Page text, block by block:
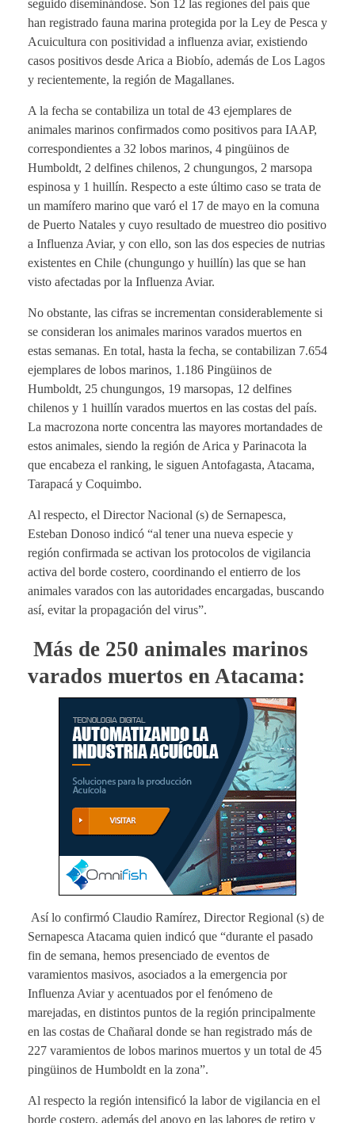
seguido diseminándose. Son 12 las regiones del país que
han registrado fauna marina protegida por la Ley de Pesca y
Acuicultura con positividad a influenza aviar, existiendo
casos positivos desde Arica a Biobío, además de Los Lagos
y recientemente, la región de Magallanes.
A la fecha se contabiliza un total de 43 ejemplares de
animales marinos confirmados como positivos para IAAP,
correspondientes a 32 lobos marinos, 4 pingüinos de
Humboldt, 2 delfines chilenos, 2 chungungos, 2 marsopa
espinosa y 1 huillín. Respecto a este último caso se trata de
un mamífero marino que varó el 17 de mayo en la comuna
de Puerto Natales y cuyo resultado de muestreo dio positivo
a Influenza Aviar, y con ello, son las dos especies de nutrias
existentes en Chile (chungungo y huillín) las que se han
visto afectadas por la Influenza Aviar.
No obstante, las cifras se incrementan considerablemente si
se consideran los animales marinos varados muertos en
estas semanas. En total, hasta la fecha, se contabilizan 7.654
ejemplares de lobos marinos, 1.186 Pingüinos de
Humboldt, 25 chungungos, 19 marsopas, 12 delfines
chilenos y 1 huillín varados muertos en las costas del país.
La macrozona norte concentra las mayores mortandades de
estos animales, siendo la región de Arica y Parinacota la
que encabeza el ranking, le siguen Antofagasta, Atacama,
Tarapacá y Coquimbo.
Al respecto, el Director Nacional (s) de Sernapesca,
Esteban Donoso indicó “al tener una nueva especie y
región confirmada se activan los protocolos de vigilancia
activa del borde costero, coordinando el entierro de los
animales varados con las autoridades encargadas, buscando
así, evitar la propagación del virus”.
Más de 250 animales marinos
varados muertos en Atacama:
Así lo confirmó Claudio Ramírez, Director Regional (s) de
Sernapesca Atacama quien indicó que “durante el pasado
fin de semana, hemos presenciado de eventos de
varamientos masivos, asociados a la emergencia por
Influenza Aviar y acentuados por el fenómeno de
marejadas, en distintos puntos de la región principalmente
en las costas de Chañaral donde se han registrado más de
227 varamientos de lobos marinos muertos y un total de 45
pingüinos de Humboldt en la zona”.
Al respecto la región intensificó la labor de vigilancia en el
borde costero, además del apoyo en las labores de retiro y